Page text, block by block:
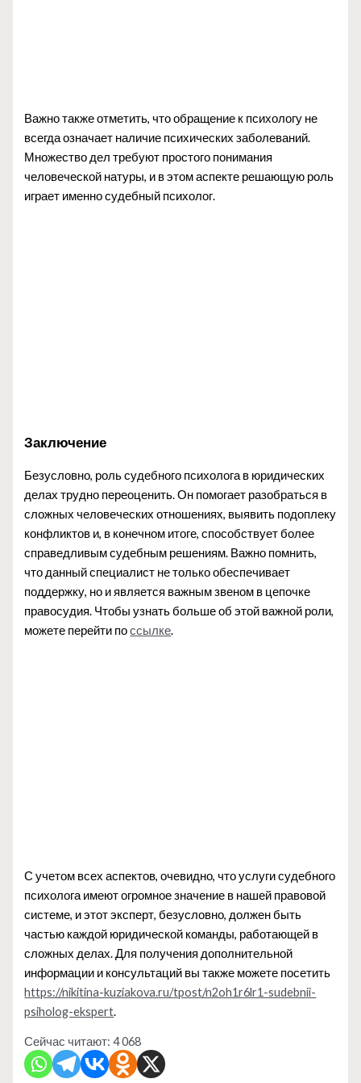
Важно также отметить, что обращение к психологу не
всегда означает наличие психических заболеваний.
Множество дел требуют простого понимания
человеческой натуры, и в этом аспекте решающую роль
играет именно судебный психолог.
Заключение
Безусловно, роль судебного психолога в юридических
делах трудно переоценить. Он помогает разобраться в
сложных человеческих отношениях, выявить подоплеку
конфликтов и, в конечном итоге, способствует более
справедливым судебным решениям. Важно помнить,
что данный специалист не только обеспечивает
поддержку, но и является важным звеном в цепочке
правосудия. Чтобы узнать больше об этой важной роли,
можете перейти поссылке.
С учетом всех аспектов, очевидно, что услуги судебного
психолога имеют огромное значение в нашей правовой
системе, и этот эксперт, безусловно, должен быть
частью каждой юридической команды, работающей в
сложных делах. Для получения дополнительной
информации и консультаций вы также можете посетить
https://nikitina-kuziakova.ru/tpost/n2oh1r6lr1-sudebnii-
psiholog-ekspert.
Сейчас читают: 4 068